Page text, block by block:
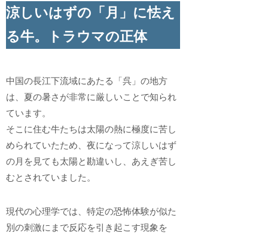
涼しいはずの「月」に怯え
る牛。トラウマの正体
中国の長江下流域にあたる「呉」の地方
は、夏の暑さが非常に厳しいことで知られ
ています。
そこに住む牛たちは太陽の熱に極度に苦し
められていたため、夜になって涼しいはず
の月を見ても太陽と勘違いし、あえぎ苦し
むとされていました。
現代の心理学では、特定の恐怖体験が似た
別の刺激にまで反応を引き起こす現象を